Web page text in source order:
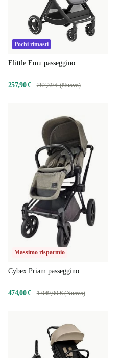
Pochi rimasti
Elittle Emu passeggino
257,90 € 287,39 € (Nuovo)
Massimo risparmio
Cybex Priam passeggino
474,00 € 1.049,00 € (Nuovo)